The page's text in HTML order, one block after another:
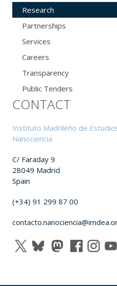
Research
Partnerships
Services
Careers
Transparency
Public Tenders
CONTACT
Instituto Madrileño de
Nanociencia
C/ Faraday 9
28049 Madrid
Spain
(+34) 91 299 87 00